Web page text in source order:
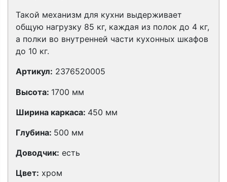
Такой механизм для кухни выдерживает
общую нагрузку 85 кг, каждая из полок до 4 кг,
а полки во внутренней части кухонных шкафов
до 10 кг.
Артикул: 2376520005
Высота: 1700 мм
Ширина каркаса: 450 мм
Глубина: 500 мм
Доводчик: есть
Цвет: хром